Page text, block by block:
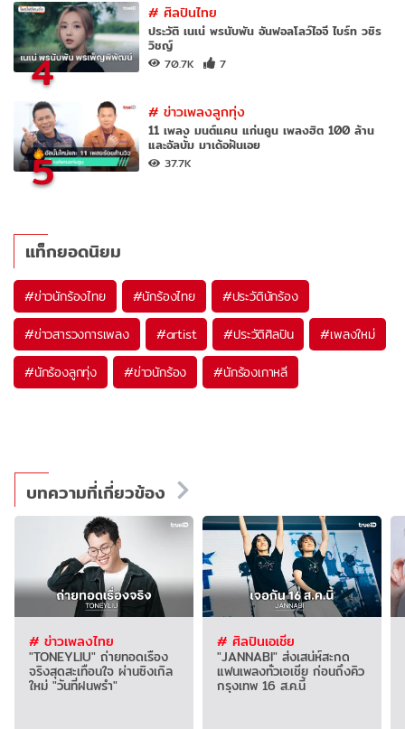
4
#ศิลปินไทย
ประวัติ เนเน่ พรนับพัน อันฟอลโลว์ไอจี ไบร์ท วชิร
วิชญ์
70.7K 7
5
#ข่าวเพลงลูกทุ่ง
11 เพลง มนต์แคน แก่นคูน เพลงฮิต 100 ล้าน
และอัลบั้ม มาเด้อฝันเอย
37.7K
แท็กยอดนิยม
#ข่าวนักร้องไทย #นักร้องไทย #ประวัตินักร้อง
#ข่าวสารวงการเพลง #artist #ประวัติศิลปิน #เพลงใหม่
#นักร้องลูกทุ่ง #ข่าวนักร้อง #นักร้องเกาหลี
บทความที่เกี่ยวข้อง
# ข่าวเพลงไทย
"TONEYLIU" ถ่ายทอดเรื่อง
จริงสุดสะเทือนใจ ผ่านซิงเกิล
ใหม่ "วันที่ฝนพรำ"
# ศิลปินเอเชีย
"JANNABI" ส่งเสน่ห์สะกด
แฟนเพลงทั่วเอเชีย ก่อนถึงคิว
กรุงเทพ 16 ส.ค.นี้